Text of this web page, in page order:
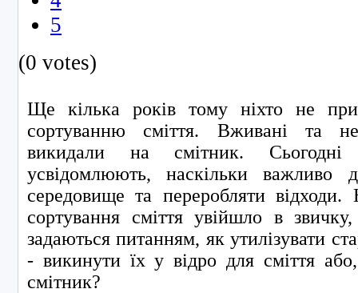
5
(0 votes)
Ще кілька років тому ніхто не
сортуванню сміття. Вживані та
викидали на смітник.
усвідомлюють, наскільки важливо
середовище та переробляти
сортування сміття увійшло в
задаються питанням, як утилізувати
- викинути їх у відро для сміття
смітник?